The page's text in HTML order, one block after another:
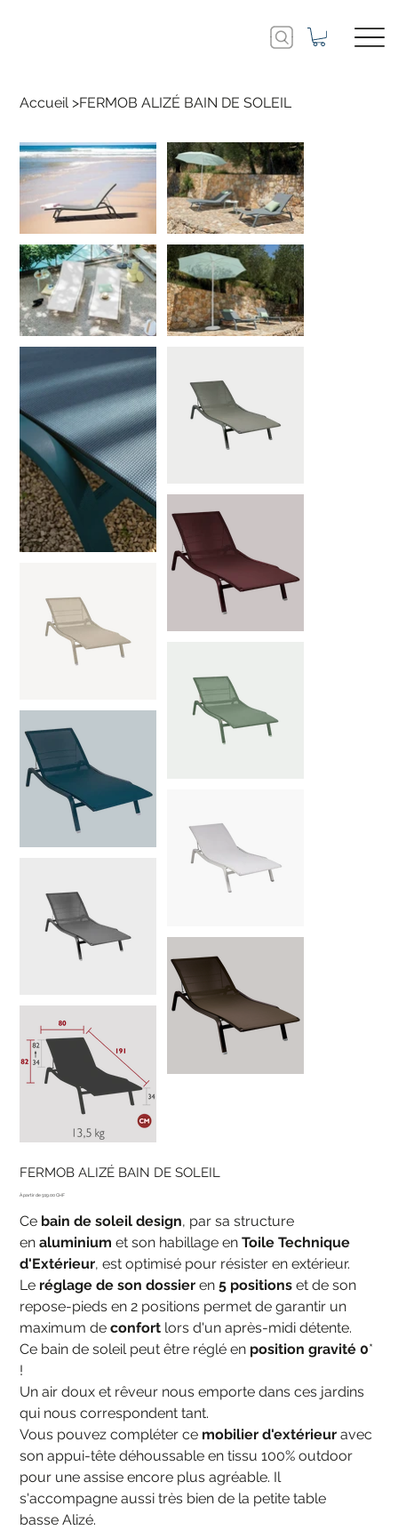
Accueil >FERMOB ALIZÉ BAIN DE SOLEIL
FERMOB ALIZÉ BAIN DE SOLEIL
Prix 919.00 CHF
Ce bain de soleil design, par sa structure
enaluminium et son habillage enToile Technique
d'Extérieur, est optimisé pour résister en extérieur.
Le réglage de son dossier en5 positions et de son
repose-pieds en 2 positions permet de garantir un
maximum deconfort lors d'un après-midi détente.
Ce bain de soleil peut être réglé en position gravité 0*
!
Un air doux et rêveur nous emporte dans ces jardins
qui nous correspondent tant.
Vous pouvez compléter ce mobilier d'extérieur avec
son appui-tête déhoussable en tissu 100% outdoor
pour une assise encore plus agréable. Il
s'accompagne aussi très bien de la petite table
basse Alizé.